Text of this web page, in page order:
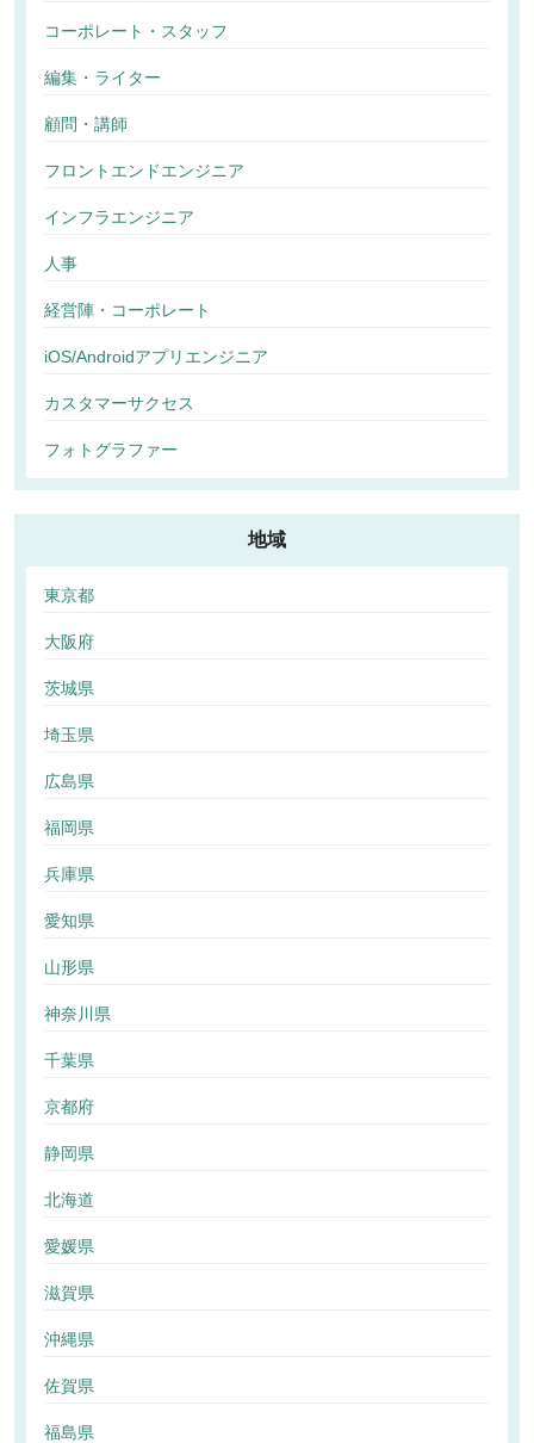
コーポレート・スタッフ
編集・ライター
顧問・講師
フロントエンドエンジニア
インフラエンジニア
人事
経営陣・コーポレート
iOS/Androidアプリエンジニア
カスタマーサクセス
フォトグラファー
地域
東京都
大阪府
茨城県
埼玉県
広島県
福岡県
兵庫県
愛知県
山形県
神奈川県
千葉県
京都府
静岡県
北海道
愛媛県
滋賀県
沖縄県
佐賀県
福島県